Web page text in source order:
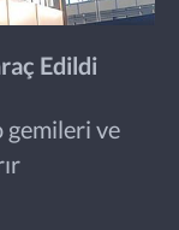
Edildi
gemileri ve